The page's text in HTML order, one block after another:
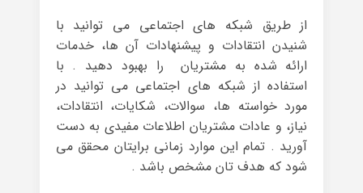
از طریق شبکه های اجتماعی می توانید با
شنیدن انتقادات و پیشنهادات آن ها، خدمات
ارائه شده به مشتریان را بهبود دهید . با
استفاده از شبکه های اجتماعی می توانید در
مورد خواسته ها، سوالات، شکایات، انتقادات،
نیاز، و عادات مشتریان اطلاعات مفیدی به دست
آورید . تمام این موارد زمانی برایتان محقق می
شود که هدف تان مشخص باشد .